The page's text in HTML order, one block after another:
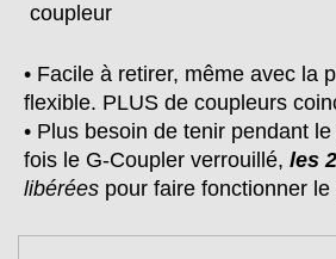
coupleur
• Facile à retirer, même avec la
flexible. PLUS de coupleurs
• Plus besoin de tenir pendant
fois le G-Coupler verrouillé, les 2
libérées pour faire fonctionner